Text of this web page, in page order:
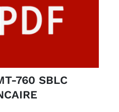
760 SBLC